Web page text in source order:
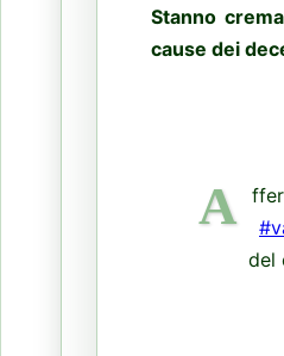
Stanno
cause dei
A
del